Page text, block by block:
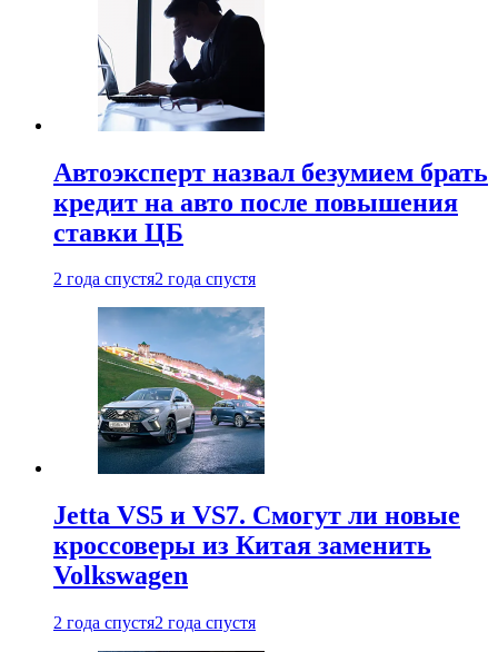
Автоэксперт назвал безумием брать
кредит на авто после повышения
ставки ЦБ
2 года спустя2 года спустя
Jetta VS5 и VS7. Смогут ли новые
кроссоверы из Китая заменить
Volkswagen
2 года спустя2 года спустя